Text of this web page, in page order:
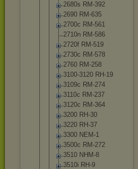
2680s RM-392
2690 RM-635
2700c RM-561
2710n RM-586
2720f RM-519
2730c RM-578
2760 RM-258
3100-3120 RH-19
3109c RM-274
3110c RM-237
3120c RM-364
3200 RH-30
3220 RH-37
3300 NEM-1
3500c RM-272
3510 NHM-8
3510i RH-9